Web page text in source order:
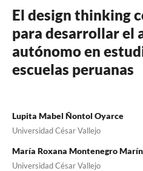
El design thinking
para desarrollar el
autónomo en
escuelas peruanas
Lupita Mabel Ñontol Oyarce
Universidad César Vallejo
María Roxana Montenegro Marín
Universidad César Vallejo